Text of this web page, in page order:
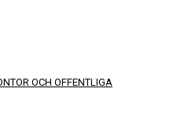
OCH OFFENTLIGA